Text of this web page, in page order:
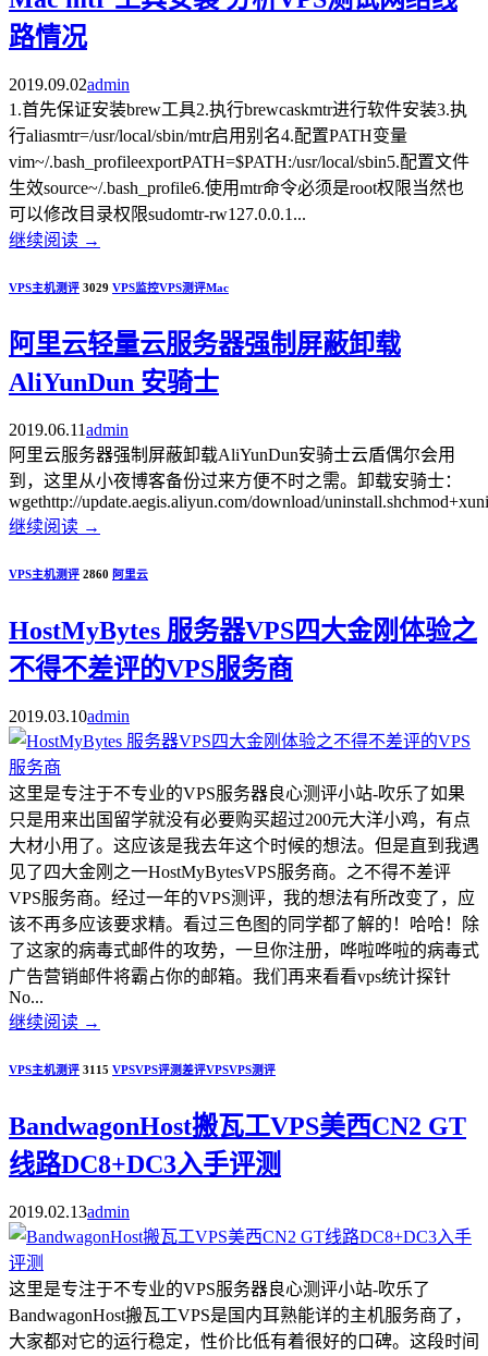
路情况
2019.09.02admin
1.首先保证安装brew工具2.执行brewcaskmtr进行软件安装3.执
行aliasmtr=/usr/local/sbin/mtr启用别名4.配置PATH变量
vim~/.bash_profileexportPATH=$PATH:/usr/local/sbin5.配置文件
生效source~/.bash_profile6.使用mtr命令必须是root权限当然也
可以修改目录权限sudomtr-rw127.0.0.1...
继续阅读 →
VPS主机测评 3029 VPS监控VPS测评Mac
阿里云轻量云服务器强制屏蔽卸载
AliYunDun 安骑士
2019.06.11admin
阿里云服务器强制屏蔽卸载AliYunDun安骑士云盾偶尔会用
到，这里从小夜博客备份过来方便不时之需。卸载安骑士：
wgethttp://update.aegis.aliyun.com/download/
继续阅读 →
VPS主机测评 2860 阿里云
HostMyBytes 服务器VPS四大金刚体验之
不得不差评的VPS服务商
2019.03.10admin
这里是专注于不专业的VPS服务器良心测评小站-吹乐了如果
只是用来出国留学就没有必要购买超过200元大洋小鸡，有点
大材小用了。这应该是我去年这个时候的想法。但是直到我遇
见了四大金刚之一HostMyBytesVPS服务商。之不得不差评
VPS服务商。经过一年的VPS测评，我的想法有所改变了，应
该不再多应该要求精。看过三色图的同学都了解的！哈哈！除
了这家的病毒式邮件的攻势，一旦你注册，哗啦哗啦的病毒式
广告营销邮件将霸占你的邮箱。我们再来看看vps统计探针
No...
继续阅读 →
VPS主机测评 3115 VPSVPS评测差评VPSVPS测评
BandwagonHost搬瓦工VPS美西CN2 GT
线路DC8+DC3入手评测
2019.02.13admin
这里是专注于不专业的VPS服务器良心测评小站-吹乐了
BandwagonHost搬瓦工VPS是国内耳熟能详的主机服务商了，
大家都对它的运行稳定，性价比低有着很好的口碑。这段时间